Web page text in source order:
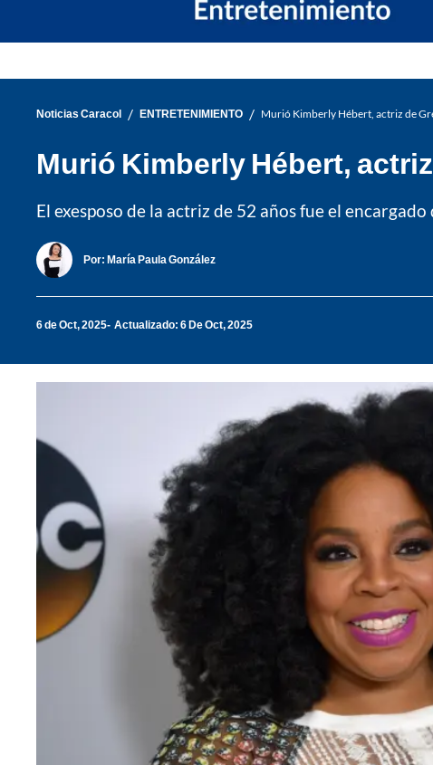
Noticias Caracol / ENTRETENIMIENTO / Murió Kimberly Hébert, actriz de
Murió Kimberly Hébert,
El exesposo de la actriz de 52 años fue el
Por: María Paula González
6 de Oct, 2025 Actualizado: 6 De Oct, 2025